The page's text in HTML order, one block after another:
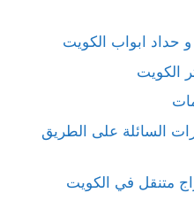
حداد ابواب الكويت
الكويت
السائلة على الطريق
متنقل في الكويت